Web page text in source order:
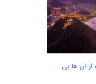
از آن ها بی